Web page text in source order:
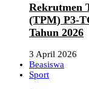
Rekrutmen
(TPM) P3-
Tahun 2026
3 April 2026
Beasiswa
Sport